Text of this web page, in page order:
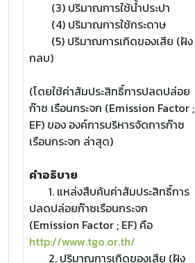
(3) ปริมาณการใช้น้ำประปา
(4) ปริมาณการใช้กระดาษ
(5) ปริมาณการเกิดของเสีย (ฝัง
กลบ)
(โดยใช้ค่าสัมประสิทธิ์การปลดปล่อย
ก๊าซ เรือนกระจก (Emission Factor ;
EF) ของ องค์การบริหารจัดการก๊าซ
เรือนกระจก ล่าสุด)
คำอธิบาย
1. แหล่งสืบค้นค่าสัมประสิทธิ์การ
ปลดปล่อยก๊าซเรือนกระจก
(Emission Factor ; EF) คือ
http://www.tgo.or.th/
2. ปริมาณการเกิดของเสีย (ฝัง